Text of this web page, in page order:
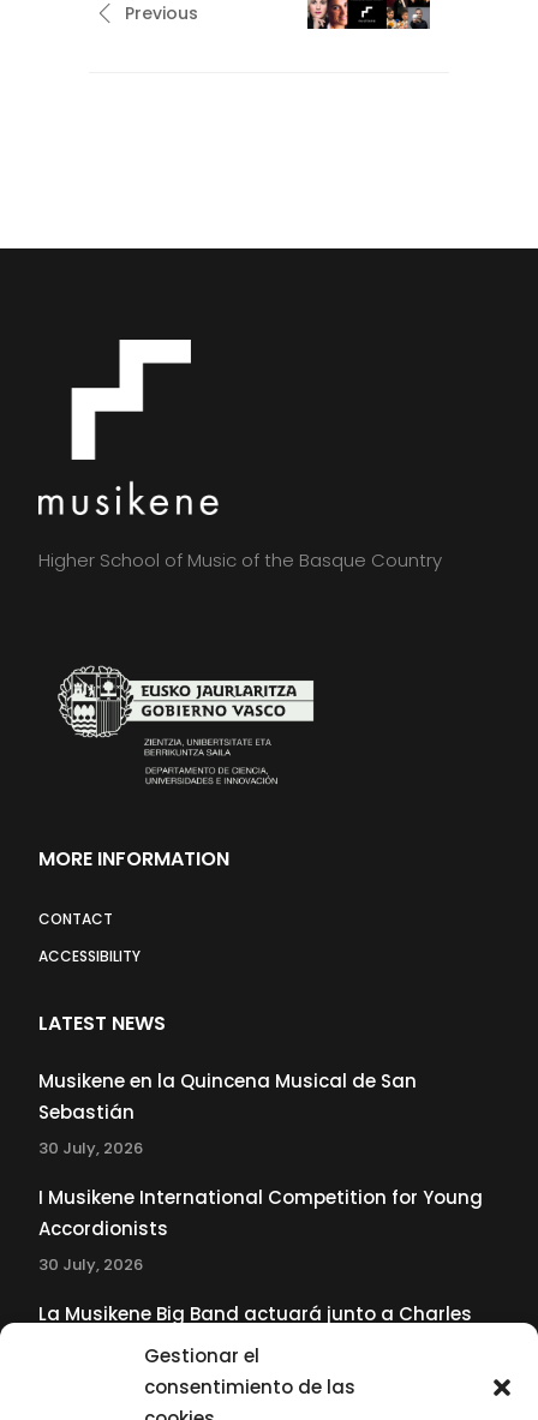
Gestionar el
consentimiento de las
Previous
Higher School of Music of the Basque Country
MORE INFORMATION
CONTACT
ACCESSIBILITY
LATEST NEWS
Musikene en la Quincena Musical de San
Sebastián
30 July, 2026
I Musikene International Competition for Young
Accordionists
30 July, 2026
La Musikene Big Band actuará junto a Charles
Tolliver en el 61 Jazzaldia